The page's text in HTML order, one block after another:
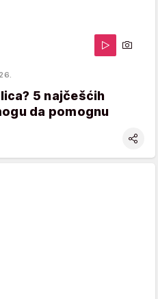
5 najčešćih
da pomognu